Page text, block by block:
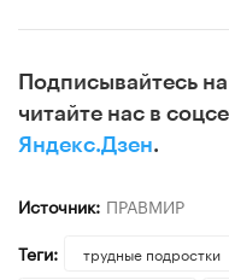
Подписывайтесь
читайте нас в
Яндекс.Дзен.
Источник: ПРАВМИР
Теги:
трудные подростки